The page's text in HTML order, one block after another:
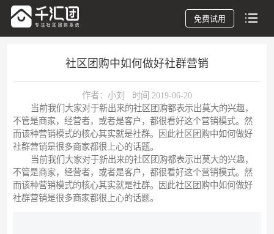
免费试用
社区团购中如何做好社群营销
作者：小刘 时间 2019-06-20
当前我们大家对于新出来的社区团购都表示出莫大的兴趣，
不管是商家，经营者，或者是客户，都很看好这个营销模式。然
而该种营销模式的核心其实就是社群。因此社区团购中如何做好
社群营销是很多商家都很上心的话题。
当前我们大家对于新出来的社区团购都表示出莫大的兴趣，
不管是商家，经营者，或者是客户，都很看好这个营销模式。然
而该种营销模式的核心其实就是社群。因此社区团购中如何做好
社群营销是很多商家都很上心的话题。